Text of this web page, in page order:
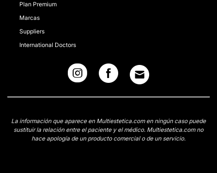
Plan Premium
Marcas
Suppliers
International Doctors
La información que aparece en Multiestetica.com en ningún caso puede
sustituir la relación entre el paciente y el médico. Multiestetica.com no
hace apología de un producto comercial o de un servicio.